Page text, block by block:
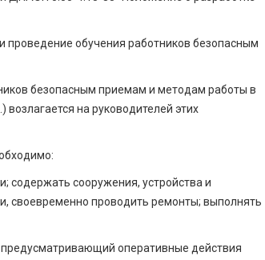
проведение обучения работников безопасным
безопасным приемам и методам работы в
на руководителей этих
содержать сооружения, устройства и
своевременно проводить ремонты; выполнять
оперативные действия